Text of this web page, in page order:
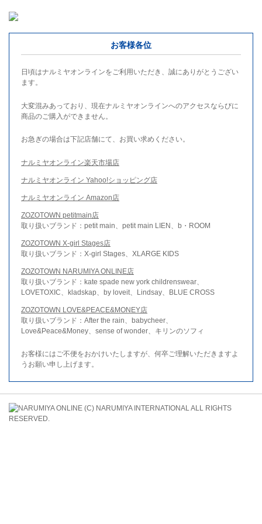
お客様各位
日頃はナルミヤオンラインをご利用いただき、誠にありがとうござい
ます。
大変混みあっており、現在ナルミヤオンラインへのアクセスならびに
商品のご購入ができません。
お急ぎの場合は下記店舗にて、お買い求めください。
ナルミヤオンライン楽天市場店
ナルミヤオンライン Yahoo!ショッピング店
ナルミヤオンライン Amazon店
ZOZOTOWN petitmain店
取り扱いブランド：petit main、petit main LIEN、b・ROOM
ZOZOTOWN X-girl Stages店
取り扱いブランド：X-girl Stages、XLARGE KIDS
ZOZOTOWN NARUMIYA ONLINE店
取り扱いブランド：kate spade new york childrenswear、
LOVETOXIC、kladskap、by loveit、Lindsay、BLUE CROSS
ZOZOTOWN LOVE&PEACE&MONEY店
取り扱いブランド：After the rain、babycheer、
Love&Peace&Money、sense of wonder、キリンのソフィ
お客様にはご不便をおかけいたしますが、何卒ご理解いただきますよ
うお願い申し上げます。